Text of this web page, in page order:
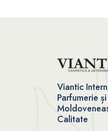
Viantic
Parfumerie
Calitate